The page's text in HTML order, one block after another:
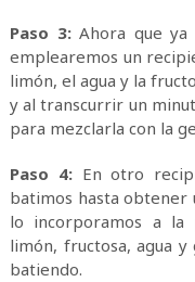
Paso 3:Ahora que ya
emplearemos un
limón, el agua y la
y al transcurrir un
para mezclarla con la
Paso 4:En otro
batimos hasta obtener
lo incorporamos a la
limón, fructosa, agua
batiendo.